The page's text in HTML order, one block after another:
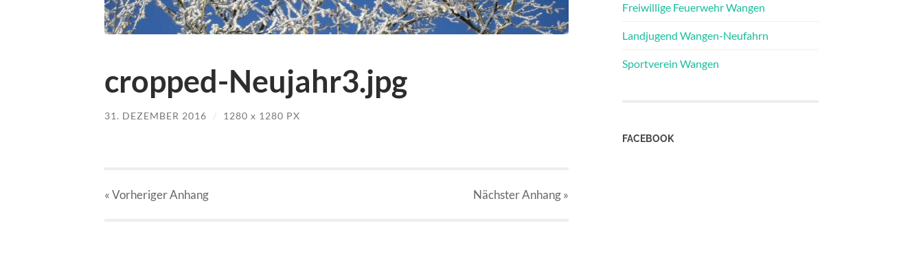
cropped-Neujahr3.jpg
31. DEZEMBER 2016 / 1280 x 1280 PX
« VorherigerAnhang NächsterAnhang»
Freiwillige Feuerwehr Wangen
Landjugend Wangen-Neufahrn
Sportverein Wangen
FACEBOOK